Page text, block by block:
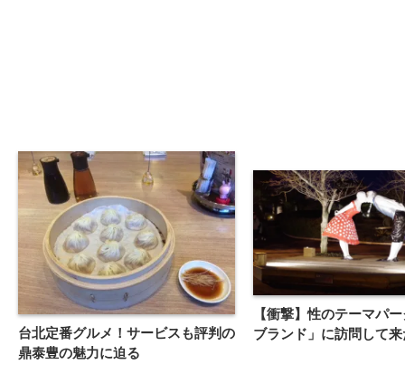
台北定番グルメ！サービスも評判の
鼎泰豊の魅力に迫る
【衝撃】性のテーマパ
ブランド」に訪問して来